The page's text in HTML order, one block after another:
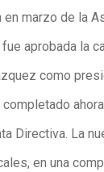
marzo de la
aprobada la
como
Directiva. La
en una